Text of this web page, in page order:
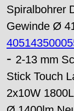
Spiralbohrer
Gewinde Ø
- 2-13 mm
Stick Touch
2x10W